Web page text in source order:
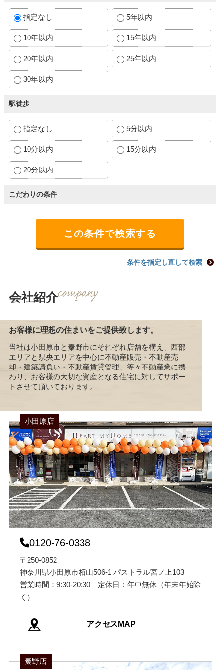
指定なし 5年以内
10年以内 15年以内
20年以内 25年以内
30年以内
駅徒歩
指定なし 5分以内
10分以内 15分以内
20分以内
こだわりの条件
条件を指定し直して検索
会社紹介
お客様に理想の住まいをご提供致します。
当社は小田原市と秦野市にそれぞれ店舗を構え、西部
エリアと県央エリアを中心に不動産販売・不動産売
却・建築請負い・不動産賃貸管理、等々不動産業に携
わり、お客様の大切な資産となる住宅に対してサポー
トさせて頂いております。
小田原店
0120-76-0338
〒250-0852
神奈川県小田原市栢山506-1 パストラル宮ノ上103
営業時間：9:30-20:30 定休日：年中無休（年末年始除
く）
アクセスMAP
秦野店